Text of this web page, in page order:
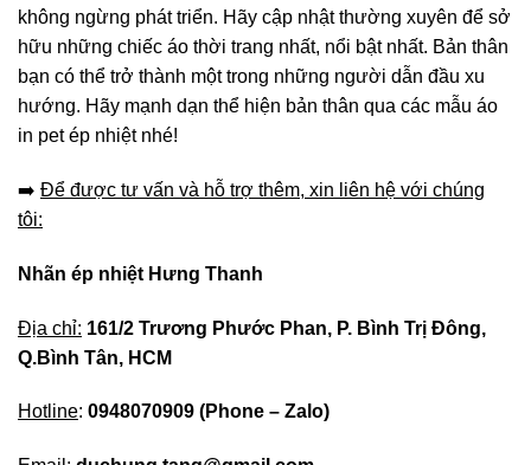
không ngừng phát triển. Hãy cập nhật thường xuyên để sở
hữu những chiếc áo thời trang nhất, nổi bật nhất. Bản thân
bạn có thể trở thành một trong những người dẫn đầu xu
hướng. Hãy mạnh dạn thể hiện bản thân qua các mẫu áo
in pet ép nhiệt nhé!
➡️ Để được tư vấn và hỗ trợ thêm, xin liên hệ với chúng
tôi:
Nhãn ép nhiệt Hưng Thanh
Địa chỉ: 161/2 Trương Phước Phan, P. Bình Trị Đông,
Q.Bình Tân, HCM
Hotline: 0948070909 (Phone – Zalo)